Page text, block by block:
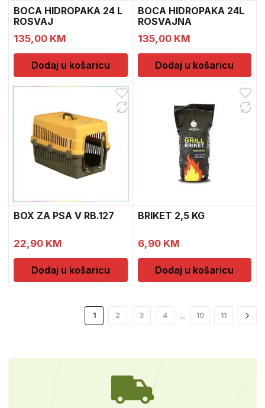
BOCA HIDROPAKA 24 L
ROSVAJ
135,00 KM
Dodaj u košaricu
BOCA HIDROPAKA 24L
ROSVAJNA
135,00 KM
Dodaj u košaricu
BOX ZA PSA V RB.127
22,90 KM
Dodaj u košaricu
BRIKET 2,5 KG
6,90 KM
Dodaj u košaricu
1 2 3 4 … 10 11